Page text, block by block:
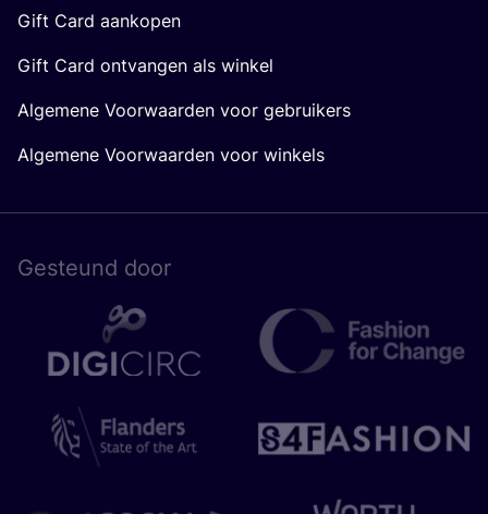
Gift Card aankopen
Gift Card ontvangen als winkel
Algemene Voorwaarden voor gebruikers
Algemene Voorwaarden voor winkels
Gesteund door